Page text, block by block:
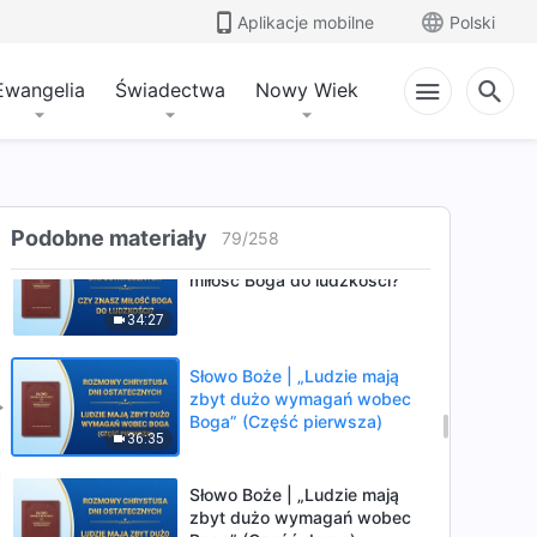
Aplikacje mobilne Polski
Świadectwa Nowy Wiek
Podobne materiały 79/258
45:44
Słowo Boże | „Jedynie dążąc
w Boga”
34:27
Słowo Boże | „Czy znasz
miłość Boga do ludzkości?”
36:35
Słowo Boże | „Ludzie mają
zbyt dużo wymagań wobec
Boga” (Część pierwsza)
Słowo Boże | „Ludzie mają
zbyt dużo wymagań wobec